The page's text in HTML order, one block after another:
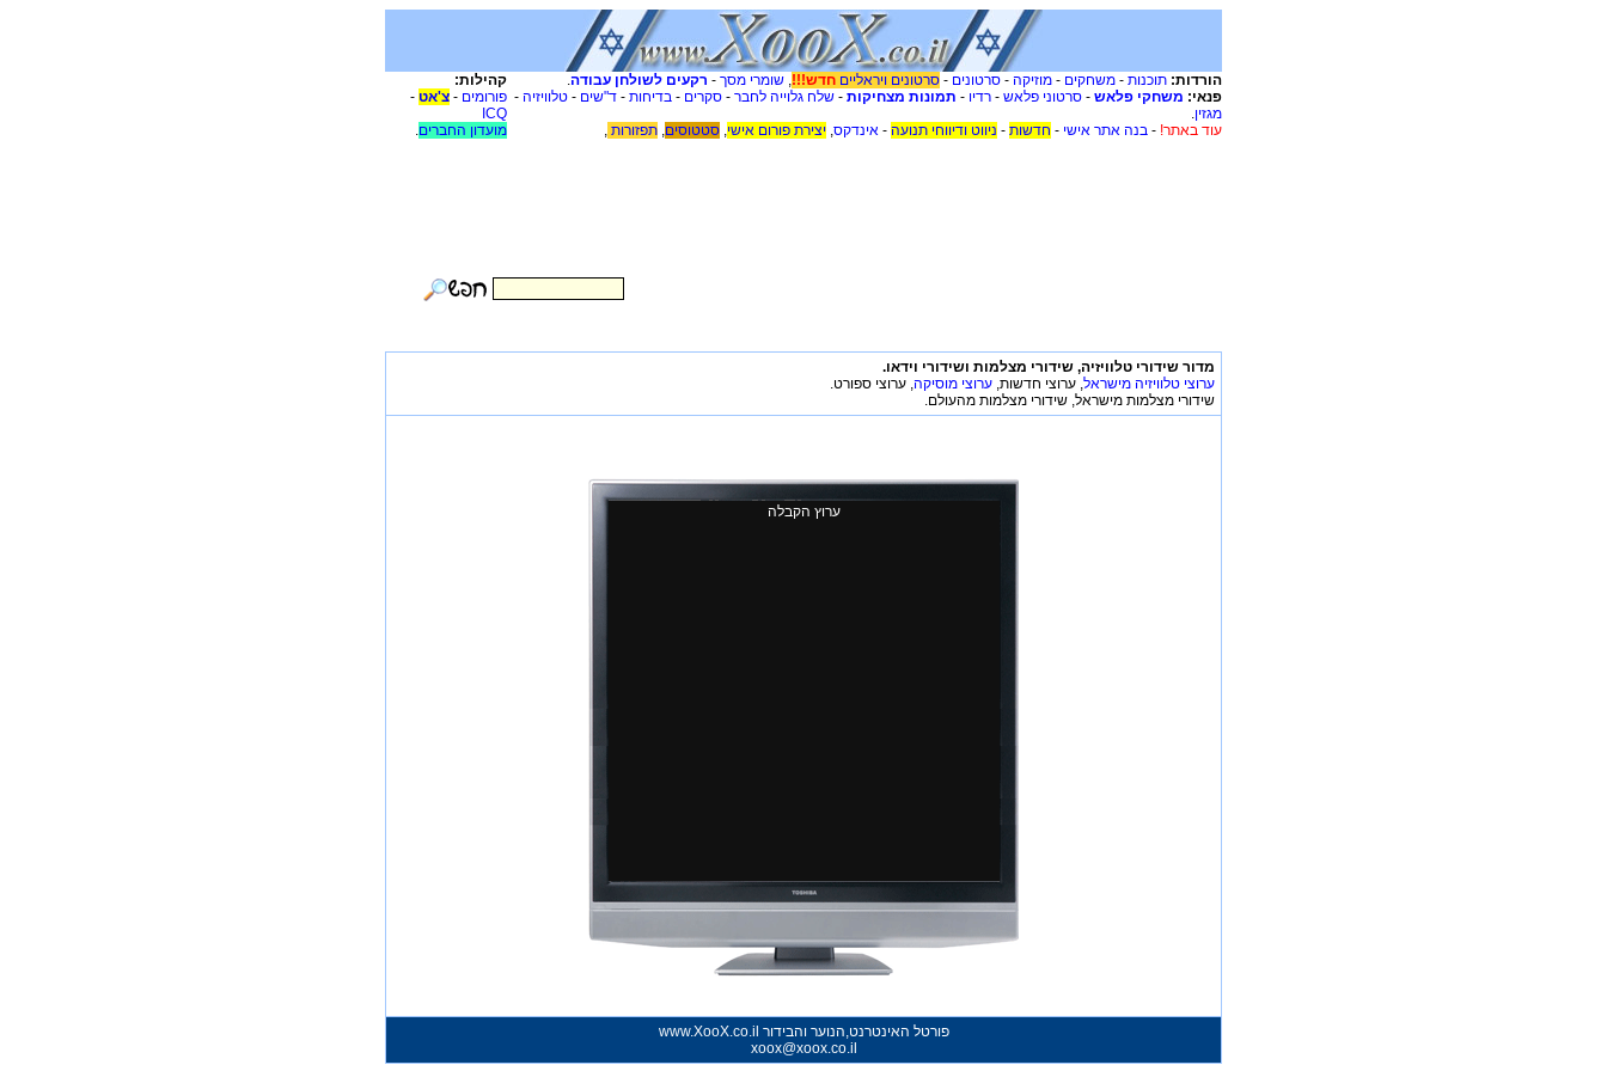
הורדות: תוכנות - משחקים - מוזיקה - סרטונים - סרטונים ויראליים חדש!!!, שומרי מסך - רקעים לשולחן עבודה.
פנאי: משחקי פלאש - סרטוני פלאש - רדיו - תמונות מצחיקות - שלח גלוייה לחבר - סקרים - בדיחות - ד"שים - טלוויזיה -
מגזין.
עוד באתר! - בנה אתר אישי - חדשות - ניווט ודיווחי תנועה - אינדקס, יצירת פורום אישי, סטטוסים, תפזורות ,
קהילות:
פורומים - צ'אט -
ICQ
מועדון החברים.
מדור שידורי טלוויזיה, שידורי מצלמות ושידורי וידאו.
ערוצי טלוויזיה מישראל, ערוצי חדשות, ערוצי מוסיקה, ערוצי ספורט.
שידורי מצלמות מישראל, שידורי מצלמות מהעולם.
ערוץ הקבלה
פורטל האינטרנט,הנוער והבידור www.XooX.co.il
xoox@xoox.co.il